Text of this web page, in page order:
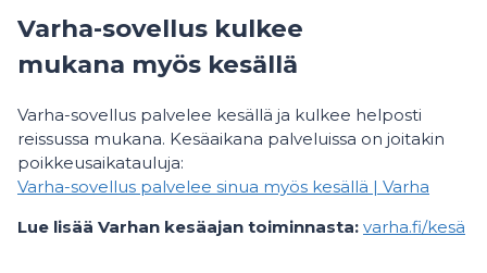
Varha-sovellus kulkee
mukana myös kesällä
Varha-sovellus palvelee kesällä ja kulkee helposti
reissussa mukana. Kesäaikana palveluissa on joitakin
poikkeusaikatauluja:
Varha-sovellus palvelee sinua myös kesällä | Varha
Lue lisää Varhan kesäajan toiminnasta: varha.fi/kesä